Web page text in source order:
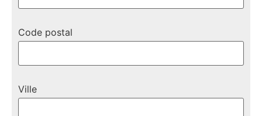
Code postal
Ville